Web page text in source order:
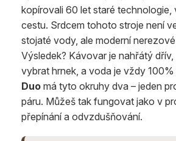
kopírovali 60 let staré technologie,
cestu. Srdcem tohoto stroje není
stojaté vody, ale moderní
Výsledek? Kávovar je nahřátý
vybrat hrnek, a voda je vždy
Duo má tyto okruhy dva – jeden
páru. Můžeš tak fungovat jako v
přepínání a odvzdušňování.